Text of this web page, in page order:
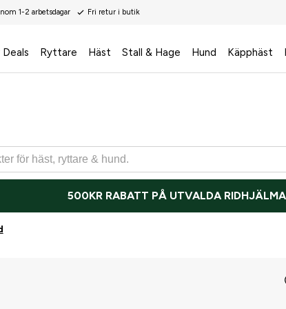
1-2 arbetsdagar Fri retur i butik
Ryttare Häst Stall & Hage Hund Käpphäst
500KR RABATT PÅ UTVALDA